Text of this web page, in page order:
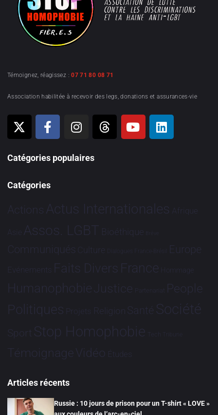
Témoignez, réagissez :07 71 80 08 71
Association habilitée à recevoir des legs, donations et assurances-vie
Catégories populaires
Catégories
Actions Actus Internationales Afrique
Asie Assos. LGBT Bioéthique Brève
Communiqués Culture Dialogues France-Brésil Europe
Evénements Faits Divers France Hommage
HumanophobieJustice Partenariat People
Politiques Projets Religion Santé Société
Sport Stop Homophobie Tech Tribune
TémoignageVidéo Études
Articles récents
Russie : 10 jours de prison pour un T-shirt « LOVE »